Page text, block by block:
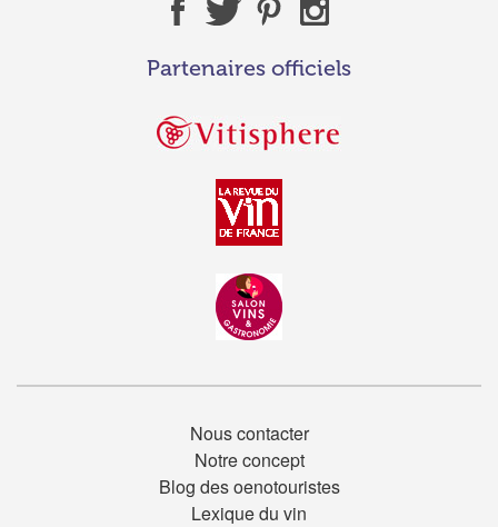
Partenaires officiels
Nous contacter
Notre concept
Blog des oenotouristes
Lexique du vin